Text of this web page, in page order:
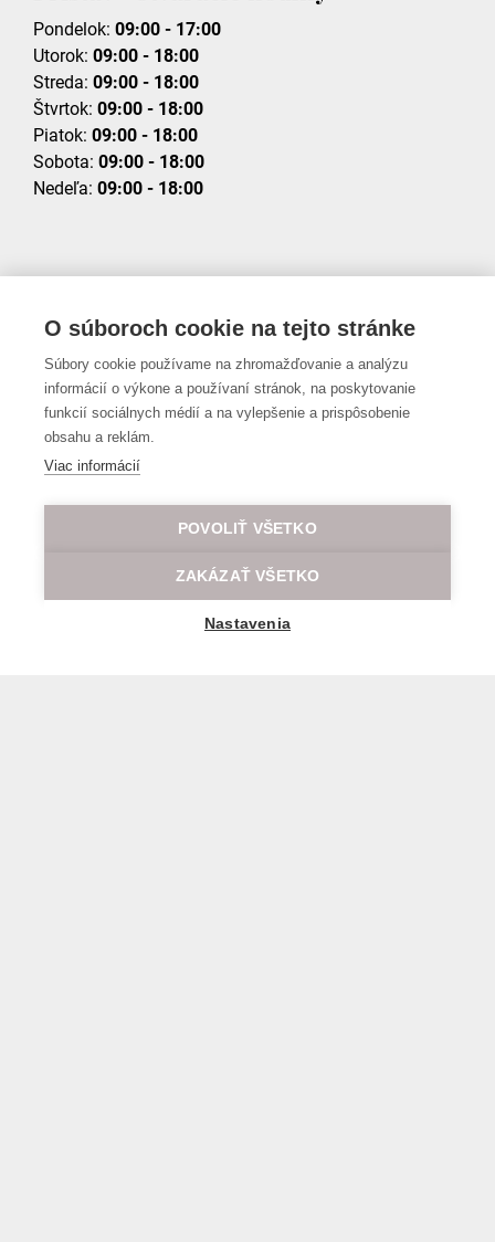
Pondelok: 09:00 - 17:00
Utorok: 09:00 - 18:00
Streda: 09:00 - 18:00
Štvrtok: 09:00 - 18:00
Piatok: 09:00 - 18:00
Sobota: 09:00 - 18:00
Nedeľa: 09:00 - 18:00
Fax: +421 2/529 322 26
E-mail:travel@lod.sk
Prenájom lodí
Fax: +421 2/529 322 31
O súboroch cookie na tejto stránke
Súbory cookie používame na zhromažďovanie a analýzu
informácií o výkone a používaní stránok, na poskytovanie
funkcií sociálnych médií a na vylepšenie a prispôsobenie
obsahu a reklám.
Viac informácií
POVOLIŤ VŠETKO
ZAKÁZAŤ VŠETKO
Nastavenia